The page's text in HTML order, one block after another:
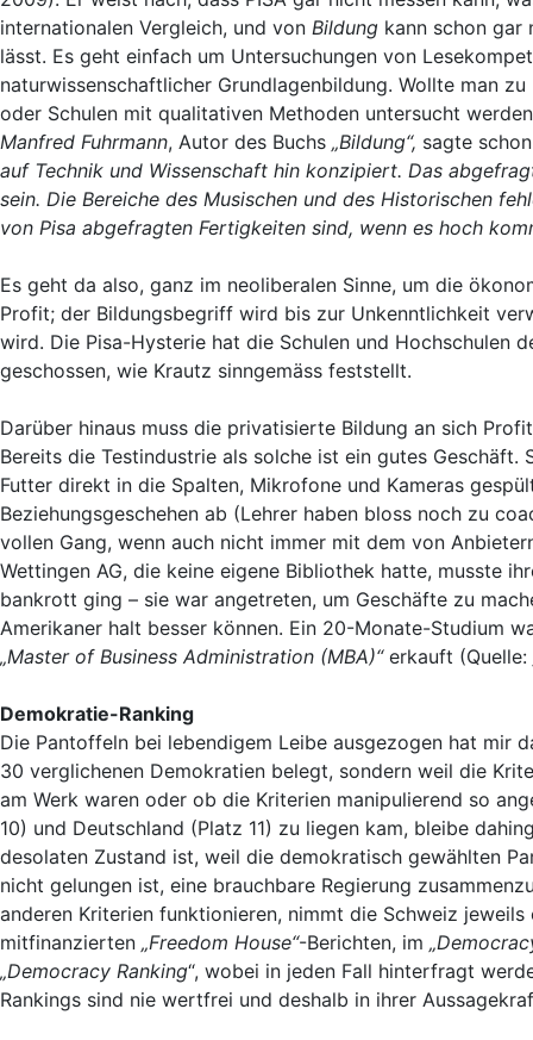
internationalen Vergleich, und von Bildung kann schon gar
lässt. Es geht einfach um Untersuchungen von
naturwissenschaftlicher Grundlagenbildung. Wollte man
oder Schulen mit qualitativen Methoden untersucht
Manfred Fuhrmann, Autor des Buchs „Bildung“, sagte
auf Technik und Wissenschaft hin konzipiert. Das
sein. Die Bereiche des Musischen und des Historischen
von Pisa abgefragten Fertigkeiten sind, wenn es hoch
Es geht da also, ganz im neoliberalen Sinne, um die
Profit; der Bildungsbegriff wird bis zur Unkenntlichkeit
wird. Die Pisa-Hysterie hat die Schulen und
geschossen, wie Krautz sinngemäss feststellt.
Darüber hinaus muss die privatisierte Bildung an sich
Bereits die Testindustrie als solche ist ein gutes
Futter direkt in die Spalten, Mikrofone und Kameras
Beziehungsgeschehen ab (Lehrer haben bloss noch zu
vollen Gang, wenn auch nicht immer mit dem von
Wettingen AG, die keine eigene Bibliothek hatte, musste
bankrott ging – sie war angetreten, um Geschäfte zu
Amerikaner halt besser können. Ein 20-Monate-Studium
„Master of Business Administration (MBA)“ erkauft (Quelle:
Demokratie-Ranking
Die Pantoffeln bei lebendigem Leibe ausgezogen hat mir
30 verglichenen Demokratien belegt, sondern weil die
am Werk waren oder ob die Kriterien manipulierend so
10) und Deutschland (Platz 11) zu liegen kam, bleibe
desolaten Zustand ist, weil die demokratisch gewählten
nicht gelungen ist, eine brauchbare Regierung
anderen Kriterien funktionieren, nimmt die Schweiz
mitfinanzierten „Freedom House“-Berichten, im
„Democracy Ranking“, wobei in jeden Fall hinterfragt
Rankings sind nie wertfrei und deshalb in ihrer